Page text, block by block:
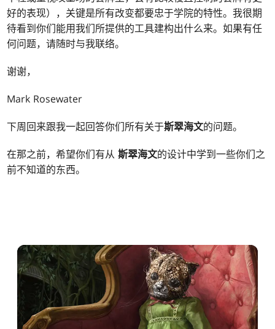
好的表现），关键是所有改变都要忠于学院的特性。我很期
待看到你们能用我们所提供的工具建构出什么来。如果有任
何问题，请随时与我联络。
谢谢，
Mark Rosewater
下周回来跟我一起回答你们所有关于斯翠海文的问题。
在那之前，希望你们有从 斯翠海文的设计中学到一些你们之
前不知道的东西。